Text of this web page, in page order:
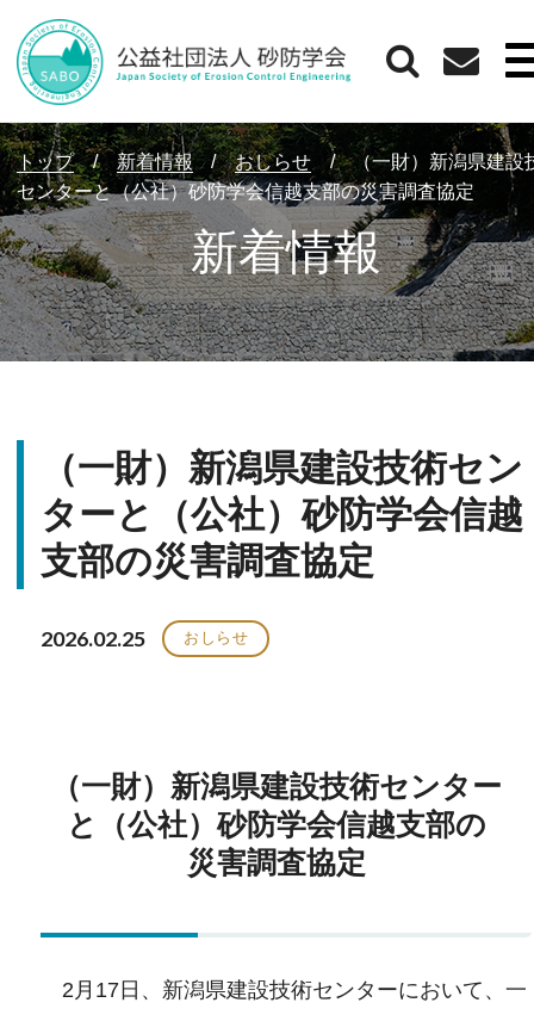
新着情報
トップ / 新着情報 / おしらせ /
（一財）新潟県建設
センターと（公社）砂防学会信越支部の災害調査協定
（一財）新潟県建設技術セン
ターと（公社）砂防学会信越
支部の災害調査協定
2026.02.25 おしらせ
（一財）新潟県建設技術センター
と（公社）砂防学会信越支部の
災害調査協定
2月17日、新潟県建設技術センターにおいて、一